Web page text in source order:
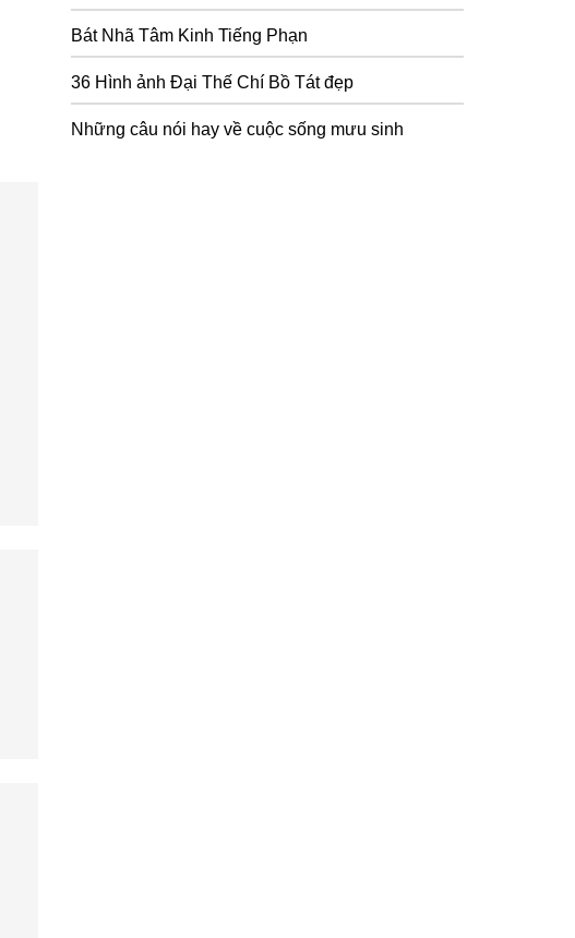
Bát Nhã Tâm Kinh Tiếng Phạn
36 Hình ảnh Đại Thế Chí Bồ Tát đẹp
Những câu nói hay về cuộc sống mưu sinh